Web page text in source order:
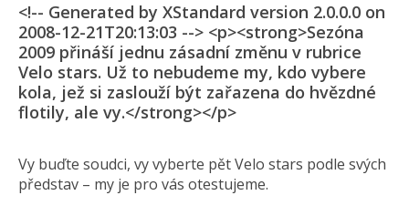
<!-- Generated by XStandard version 2.0.0.0 on
2008-12-21T20:13:03 --> <p><strong>Sezóna
2009 přináší jednu zásadní změnu v rubrice
Velo stars. Už to nebudeme my, kdo vybere
kola, jež si zaslouží být zařazena do hvězdné
flotily, ale vy.</strong></p>
Vy buďte soudci, vy vyberte pět Velo stars podle svých
představ – my je pro vás otestujeme.